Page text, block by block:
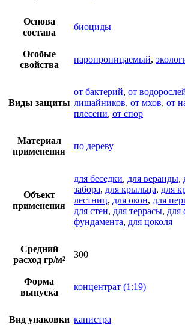
Основа
состава
биоциды
Особые
свойства
паропроницаемый,
Виды защиты
от бактерий, от
лишайников, от мхов, от
плесени, от спор
Материал
применения
по дереву
Объект
применения
для беседки, для веранды,
забора, для крыльца, для
лестниц, для окон, для
для стен, для террасы, для
фундамента, для цоколя
Средний
расход гр/м²
300
Форма
выпуска
концентрат (1:19)
Вид упаковки канистра